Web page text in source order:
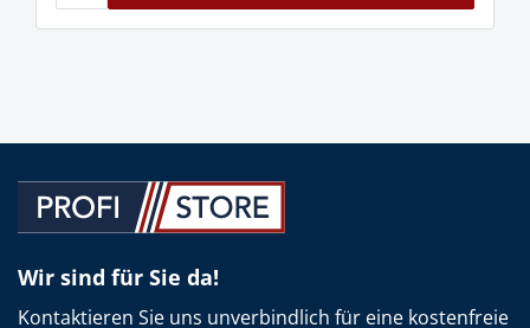
Wir sind für Sie da!
Kontaktieren Sie uns unverbindlich für eine kostenfreie